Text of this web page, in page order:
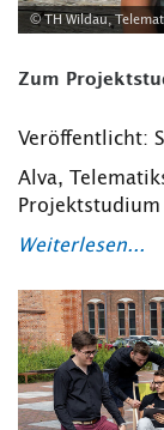
© TH Wildau,
Zum
Veröffentlicht:
Alva,
Weiterlesen...